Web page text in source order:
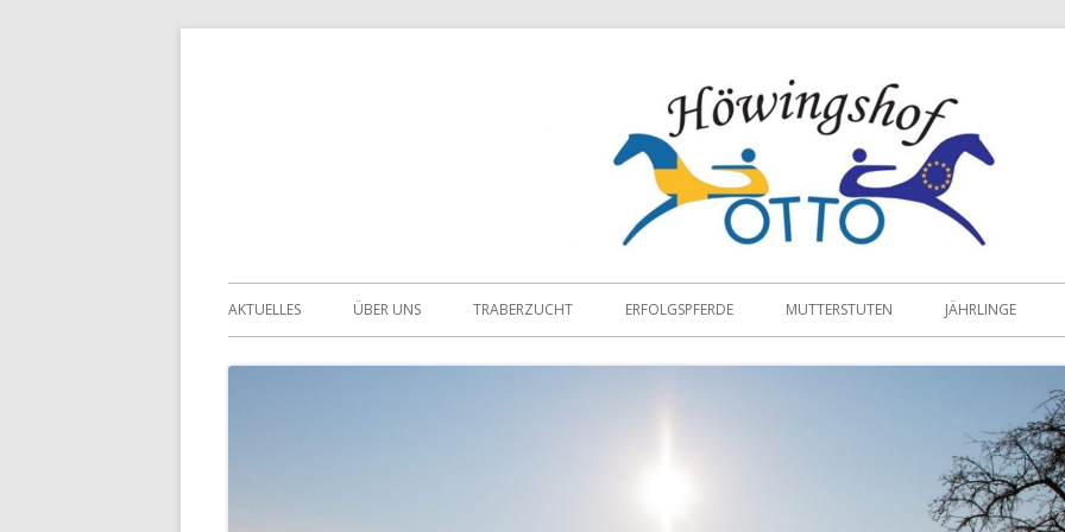
Primäres
Menü
AKTUELLES ÜBER UNS TRABERZUCHT ERFOLGSPFERDE MUTTERSTUTEN JÄHRLINGE